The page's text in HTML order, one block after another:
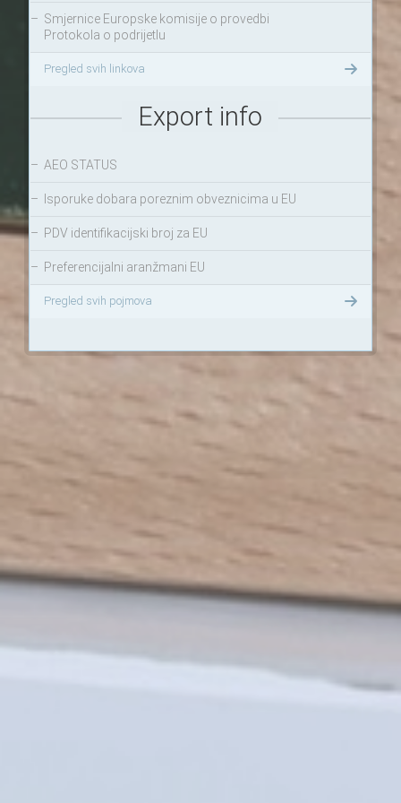
– Smjernice Europske komisije o provedbi
Protokola o podrijetlu
Pregled svih linkova
Export info
– AEO STATUS
– Isporuke dobara poreznim obveznicima u EU
– PDV identifikacijski broj za EU
– Preferencijalni aranžmani EU
Pregled svih pojmova